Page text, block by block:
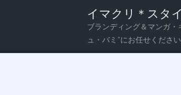
イマクリ＊スタ
ブランディング＆マンガ
ュ・バミ”にお任せください
ニ
索